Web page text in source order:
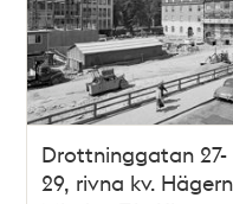
Drottninggatan 27-
29, rivna kv. Hägern